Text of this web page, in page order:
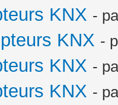
KNX -
KNX -
KNX -
KNX -